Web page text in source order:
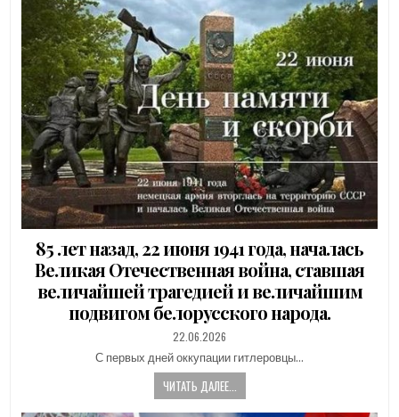
85 лет назад, 22 июня 1941 года, началась
Великая Отечественная война, ставшая
величайшей трагедией и величайшим
подвигом белорусского народа.
PUBLISHED
DATE:
22.06.2026
С первых дней оккупации гитлеровцы…
ЧИТАТЬ ДАЛЕЕ...